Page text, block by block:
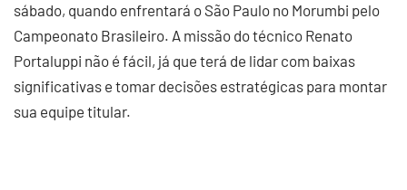
sábado, quando enfrentará o São Paulo no Morumbi pelo
Campeonato Brasileiro. A missão do técnico Renato
Portaluppi não é fácil, já que terá de lidar com baixas
significativas e tomar decisões estratégicas para montar
sua equipe titular.